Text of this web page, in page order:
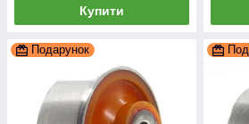
Купити
Подарунок